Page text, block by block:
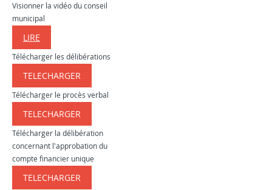
Visionner la vidéo du conseil
municipal
LIRE
Télécharger les délibérations
TELECHARGER
Télécharger le procès verbal
TELECHARGER
Télécharger la délibération
concernant l'approbation du
compte financier unique
TELECHARGER